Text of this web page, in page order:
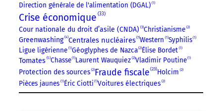
Direction générale de l'alimentation (DGAL) 1
Crise économique 33
Cour nationale du droit d’asile (CNDA) 3 Christianisme 2
Greenwashing 4 Centrales nucléaires 7 Western 1 Syphilis 1
Ligue ligérienne 1 Géoglyphes de Nazca 2 Élise Bordet 1
Tomates 5 Chasse 1 Laurent Wauquiez 2 Vladimir Poutine 1
Protection des sources 2 Fraude fiscale 23 Holcim 2
Pièces jaunes 1 Éric Ciotti 1 Voitures électriques 2